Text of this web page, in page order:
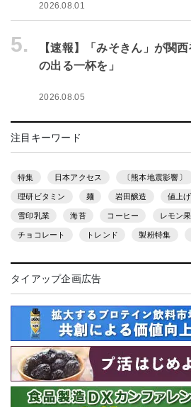
2026.08.01
5.
【速報】「みそきん」が関
の出る一杯を」
2026.08.05
注目キーワード
特集 日本アクセス 〔熊本地震影響〕
理研ビタミン 麺 岩田醸造 値上げ
雪印乳業 海苔 コーヒー レモン
チョコレート トレンド 製粉特集
タイアップ企画広告